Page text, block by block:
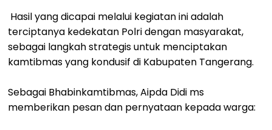
Hasil yang dicapai melalui kegiatan ini adalah
terciptanya kedekatan Polri dengan masyarakat,
sebagai langkah strategis untuk menciptakan
kamtibmas yang kondusif di Kabupaten Tangerang.
Sebagai Bhabinkamtibmas, Aipda Didi ms
memberikan pesan dan pernyataan kepada warga: